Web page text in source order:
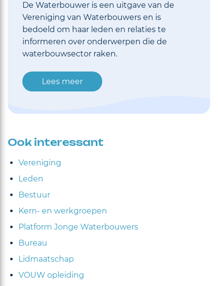
De Waterbouwer is een uitgave van de
Vereniging van Waterbouwers en is
bedoeld om haar leden en relaties te
informeren over onderwerpen die de
waterbouwsector raken.
Lees meer
Ook interessant
Vereniging
Leden
Bestuur
Kern- en werkgroepen
Platform Jonge Waterbouwers
Bureau
Lidmaatschap
VOUW opleiding